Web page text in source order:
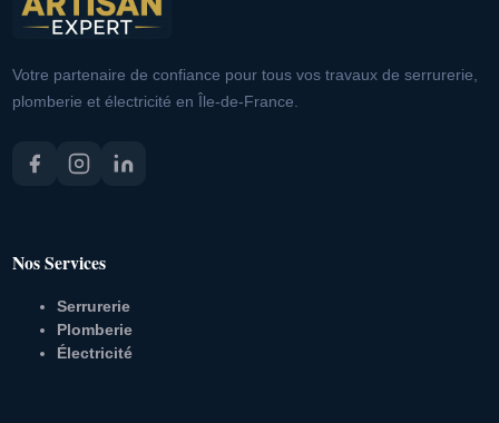
Votre partenaire de confiance pour tous vos travaux de serrurerie,
plomberie et électricité en Île-de-France.
Nos Services
Serrurerie
Plomberie
Électricité